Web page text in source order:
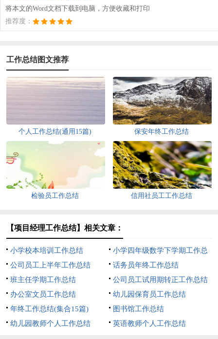
将本文的Word文档下载到电脑，方便收藏和打印
推荐度：
工作总结图文推荐
个人工作总结(通用15篇) 保安年终工作总结
检验员工作总结 信用社员工工作总结
【项目经理工作总结】相关文章：
小学校本培训工作总结
小学四年级数学下学期工作总
结
公司员工上半年工作总结
话务员年终工作总结
班主任学期工作总结
公司员工试用期转正工作总结
办公室文员工作总结
幼儿园保育员工作总结
年终工作总结(集合15篇)
图书馆工作总结
幼儿园教师个人工作总结
英语教师个人工作总结